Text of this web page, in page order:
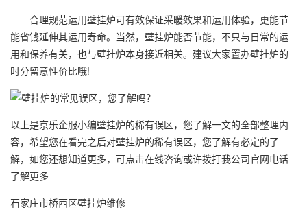
合理规范运用壁挂炉可有效保证采暖效果和运用体验，更能节
能省钱延伸其运用寿命。当然，壁挂炉能否节能，不只与日常的运
用和保养有关，也与壁挂炉本身接近相关。建议大家置办壁挂炉的
时分留意性价比哦!
以上是京乐企服小编壁挂炉的稀有误区，您了解一文的全部整理内
容，希望您在看完之后对壁挂炉的稀有误区，您了解有必定的了
解，如您还想知道更多，可点击在线咨询或许拨打我公司官网电话
了解更多
石家庄市桥西区壁挂炉维修